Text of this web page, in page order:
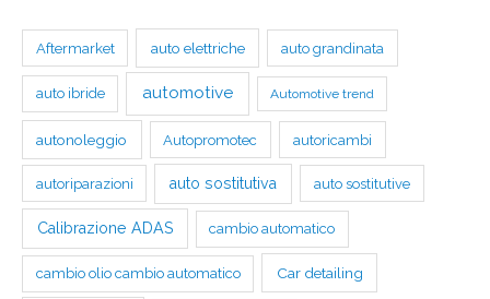
a
Aftermarket auto elettriche auto grandinata
auto ibride automotive Automotive trend
autonoleggio Autopromotec autoricambi
autoriparazioni auto sostitutiva auto sostitutive
Calibrazione ADAS cambio automatico
cambio olio cambio automatico Car detailing